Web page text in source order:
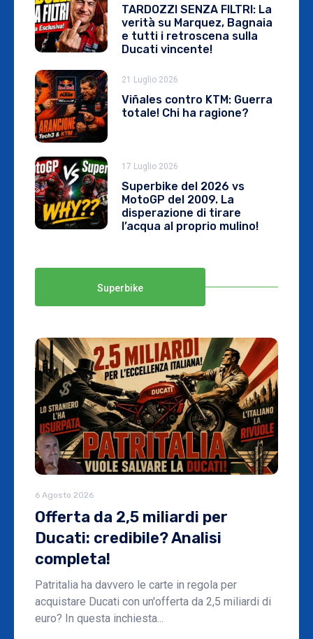
TARDOZZI SENZA FILTRI: La
verità su Marquez, Bagnaia
e tutti i retroscena sulla
Ducati vincente!
21 Luglio 2026
Viñales contro KTM: Guerra
totale! Chi ha ragione?
17 Luglio 2026
Superbike del 2026 vs
MotoGP del 2009. La
disperazione di tirare
l’acqua al proprio mulino!
Superbike
6 Agosto 2026
Offerta da 2,5 miliardi per
Ducati: credibile? Analisi
completa!
Patritalia ha davvero le carte in regola per
acquistare Ducati con un'offerta da 2,5 miliardi di
euro? In questa inchiesta...